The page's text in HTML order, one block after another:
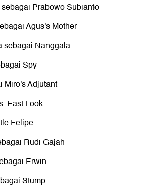
Prabowo Subianto
Agus's Mother
sebagai Nanggala
Spy
Miro's Adjutant
East Look
Felipe
Rudi Gajah
Erwin
Stump